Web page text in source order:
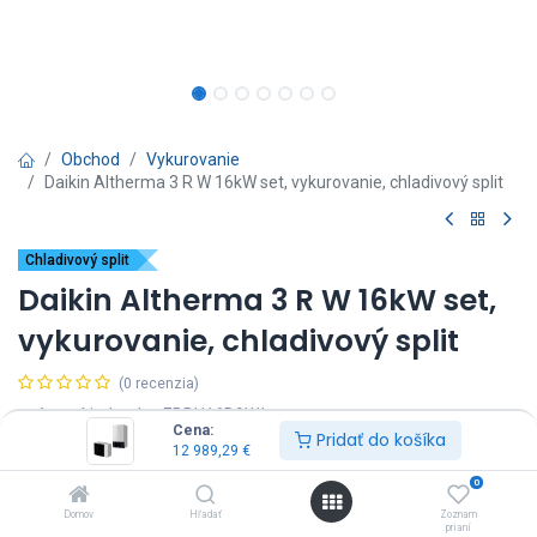
Cena:
12 989,29 € Pridať do košíka
Domov Hľadať
0
Zoznam
prianí
Obchod
Vykurovanie
Daikin Altherma 3 R W 16kW set, vykurovanie, chladivový split
Chladivový split
Daikin Altherma 3 R W 16kW set,
vykurovanie, chladivový split
(0 recenzia)
vnútorná jednotka: EBBH16D9W*
vonkajšia jednotka: ERLA16DW17
výkon: 16kW
záložný ohrev: 9kW
napájanie vnútorná jednotka: 3~400